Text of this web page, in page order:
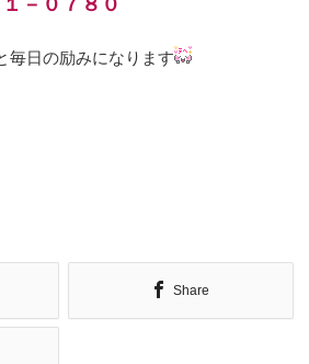
毎日の励みになります
Share